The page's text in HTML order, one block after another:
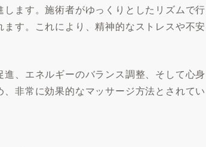
ます。施術者がゆっくりとしたリズムで行
す。これにより、精神的なストレスや不安
、エネルギーのバランス調整、そして心身
非常に効果的なマッサージ方法とされてい